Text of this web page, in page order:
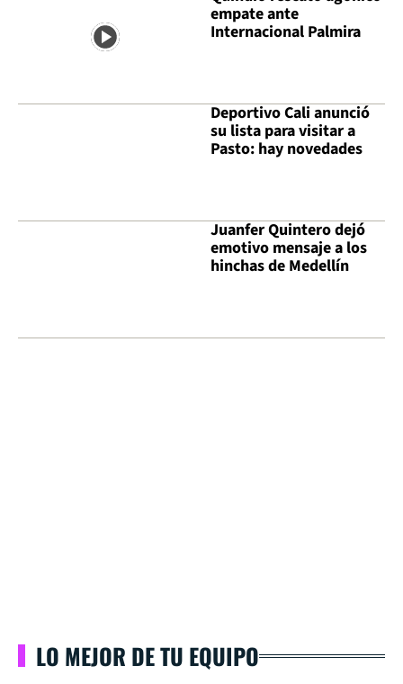
empate ante
Internacional Palmira
Deportivo Cali anunció
su lista para visitar a
Pasto: hay novedades
Juanfer Quintero dejó
emotivo mensaje a los
hinchas de Medellín
LO MEJOR DE TU EQUIPO